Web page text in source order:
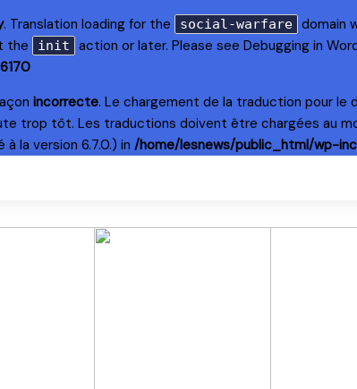
. Translation loading for the social-warfare domain
the
init action or later. Please see Debugging in
6170
incorrecte. Le chargement de la traduction pour le
trop tôt. Les traductions doivent être chargées au
la version 6.7.0.) in /home/lesnews/public_html/wp-